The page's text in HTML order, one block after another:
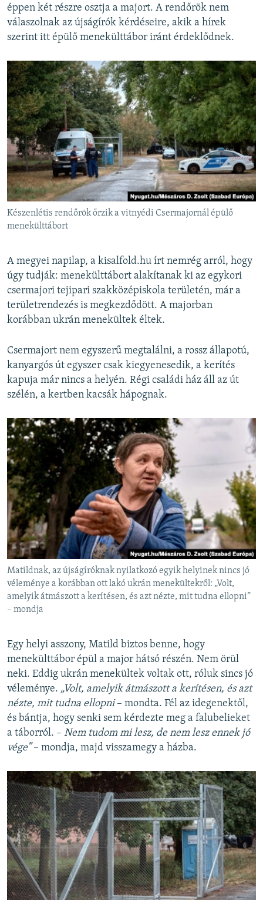
éppen két részre osztja a majort. A rendőrök nem
válaszolnak az újságírók kérdéseire, akik a hírek
szerint itt épülő menekülttábor iránt érdeklődnek.
Készenlétis rendőrök őrzik a vitnyédi Csermajornál épülő
menekülttábort
A megyei napilap, a kisalfold.hu írt nemrég arról, hogy
úgy tudják: menekülttábort alakítanak ki az egykori
csermajori tejipari szakközépiskola területén, már a
területrendezés is megkezdődött. A majorban
korábban ukrán menekültek éltek.
Csermajort nem egyszerű megtalálni, a rossz állapotú,
kanyargós út egyszer csak kiegyenesedik, a kerítés
kapuja már nincs a helyén. Régi családi ház áll az út
szélén, a kertben kacsák hápognak.
Matildnak, az újságíróknak nyilatkozó egyik helyinek nincs jó
véleménye a korábban ott lakó ukrán menekültekről: „Volt,
amelyik átmászott a kerítésen, és azt nézte, mit tudna ellopni”
– mondja
Egy helyi asszony, Matild biztos benne, hogy
menekülttábor épül a major hátsó részén. Nem örül
neki. Eddig ukrán menekültek voltak ott, róluk sincs jó
véleménye. „Volt, amelyik átmászott a kerítésen, és azt
nézte, mit tudna ellopni– mondta. Fél az idegenektől,
és bántja, hogy senki sem kérdezte meg a falubelieket
a táborról. – Nem tudom mi lesz, de nem lesz ennek jó
vége”– mondja, majd visszamegy a házba.